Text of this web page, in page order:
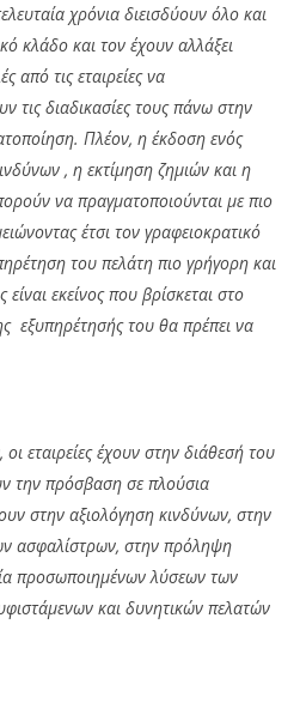
χρόνια διεισδύουν όλο και
κλάδο και τον έχουν αλλάξει
από τις εταιρείες να
τις διαδικασίες τους πάνω στην
Πλέον, η έκδοση ενός
, η εκτίμηση ζημιών και η
να πραγματοποιούνται με πιο
έτσι τον γραφειοκρατικό
του πελάτη πιο γρήγορη και
εκείνος που βρίσκεται στο
εξυπηρέτησής του θα πρέπει να
εταιρείες έχουν στην διάθεσή του
την πρόσβαση σε πλούσια
στην αξιολόγηση κινδύνων, στην
ασφαλίστρων, στην πρόληψη
προσωποιημένων λύσεων των
και δυνητικών πελατών